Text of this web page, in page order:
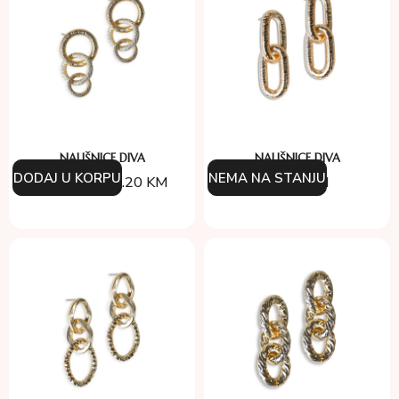
NAUŠNICE DIVA
86.00KM60.20 KM
DODAJ U KORPU
NAUŠNICE DIVA
86.00KM
NEMA NA STANJU